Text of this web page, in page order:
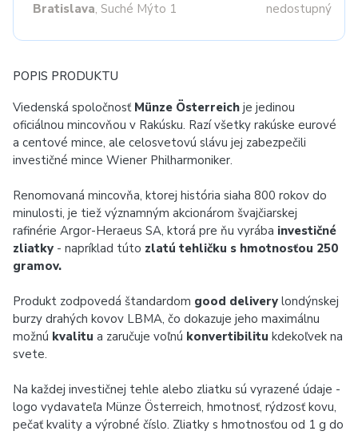
Bratislava, Suché Mýto 1 nedostupný
POPIS PRODUKTU
Viedenská spoločnosť Münze Österreich je jedinou
oficiálnou mincovňou v Rakúsku. Razí všetky rakúske eurové
a centové mince, ale celosvetovú slávu jej zabezpečili
investičné mince Wiener Philharmoniker.
Renomovaná mincovňa, ktorej história siaha 800 rokov do
minulosti, je tiež významným akcionárom švajčiarskej
rafinérie Argor-Heraeus SA, ktorá pre ňu vyrába investičné
zliatky - napríklad túto zlatú tehličku s hmotnosťou 250
gramov.
Produkt zodpovedá štandardom good delivery londýnskej
burzy drahých kovov LBMA, čo dokazuje jeho maximálnu
možnú kvalitu a zaručuje voľnú konvertibilitu kdekoľvek na
svete.
Na každej investičnej tehle alebo zliatku sú vyrazené údaje -
logo vydavateľa Münze Österreich, hmotnosť, rýdzosť kovu,
pečať kvality a výrobné číslo. Zliatky s hmotnosťou od 1 g do